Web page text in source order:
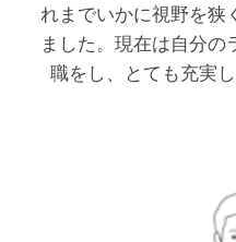
れまでいかに視野を狭
ました。現在は自分
職をし、とても充実